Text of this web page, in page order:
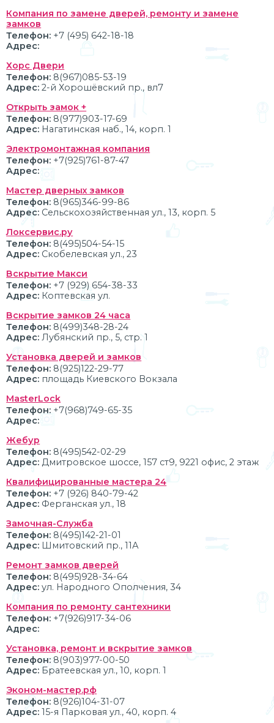
Компания по замене дверей, ремонту и замене
замков
Телефон: +7 (495) 642-18-18
Адрес:
Хорс Двери
Телефон: 8(967)085-53-19
Адрес: 2-й Хорошёвский пр., вл7
Открыть замок +
Телефон: 8(977)903-17-69
Адрес: Нагатинская наб., 14, корп. 1
Электромонтажная компания
Телефон: +7(925)761-87-47
Адрес:
Мастер дверных замков
Телефон: 8(965)346-99-86
Адрес: Сельскохозяйственная ул., 13, корп. 5
Локсервис.ру
Телефон: 8(495)504-54-15
Адрес: Скобелевская ул., 23
Вскрытие Макси
Телефон: +7 (929) 654-38-33
Адрес: Коптевская ул.
Вскрытие замков 24 часа
Телефон: 8(499)348-28-24
Адрес: Лубянский пр., 5, стр. 1
Установка дверей и замков
Телефон: 8(925)122-29-77
Адрес: площадь Киевского Вокзала
MasterLock
Телефон: +7(968)749-65-35
Адрес:
Жебур
Телефон: 8(495)542-02-29
Адрес: Дмитровское шоссе, 157 ст9, 9221 офис, 2 этаж
Квалифицированные мастера 24
Телефон: +7 (926) 840-79-42
Адрес: Ферганская ул., 18
Замочная-Служба
Телефон: 8(495)142-21-01
Адрес: Шмитовский пр., 11А
Ремонт замков дверей
Телефон: 8(495)928-34-64
Адрес: ул. Народного Ополчения, 34
Компания по ремонту сантехники
Телефон: +7(926)917-34-06
Адрес:
Установка, ремонт и вскрытие замков
Телефон: 8(903)977-00-50
Адрес: Братеевская ул., 10, корп. 1
Эконом-мастер.рф
Телефон: 8(926)104-31-07
Адрес: 15-я Парковая ул., 40, корп. 4